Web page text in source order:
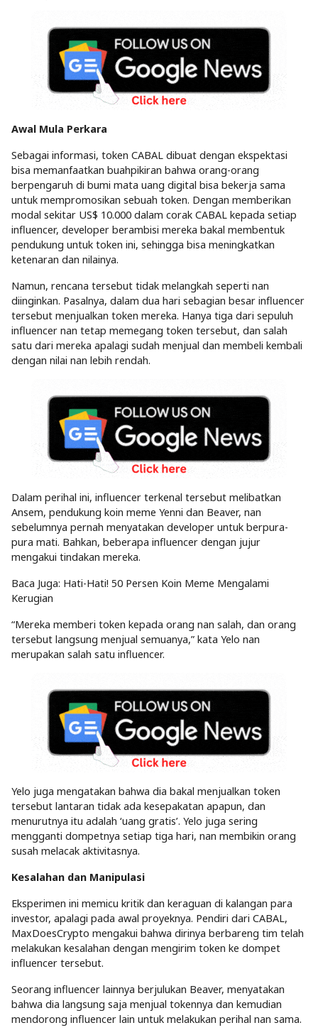
Awal Mula Perkara
Sebagai informasi, token CABAL dibuat dengan ekspektasi
bisa memanfaatkan buahpikiran bahwa orang-orang
berpengaruh di bumi mata uang digital bisa bekerja sama
untuk mempromosikan sebuah token. Dengan memberikan
modal sekitar US$ 10.000 dalam corak CABAL kepada setiap
influencer, developer berambisi mereka bakal membentuk
pendukung untuk token ini, sehingga bisa meningkatkan
ketenaran dan nilainya.
Namun, rencana tersebut tidak melangkah seperti nan
diinginkan. Pasalnya, dalam dua hari sebagian besar influencer
tersebut menjualkan token mereka. Hanya tiga dari sepuluh
influencer nan tetap memegang token tersebut, dan salah
satu dari mereka apalagi sudah menjual dan membeli kembali
dengan nilai nan lebih rendah.
Dalam perihal ini, influencer terkenal tersebut melibatkan
Ansem, pendukung koin meme Yenni dan Beaver, nan
sebelumnya pernah menyatakan developer untuk berpura-
pura mati. Bahkan, beberapa influencer dengan jujur
mengakui tindakan mereka.
Baca Juga: Hati-Hati! 50 Persen Koin Meme Mengalami
Kerugian
“Mereka memberi token kepada orang nan salah, dan orang
tersebut langsung menjual semuanya,” kata Yelo nan
merupakan salah satu influencer.
Yelo juga mengatakan bahwa dia bakal menjualkan token
tersebut lantaran tidak ada kesepakatan apapun, dan
menurutnya itu adalah ‘uang gratis’. Yelo juga sering
mengganti dompetnya setiap tiga hari, nan membikin orang
susah melacak aktivitasnya.
Kesalahan dan Manipulasi
Eksperimen ini memicu kritik dan keraguan di kalangan para
investor, apalagi pada awal proyeknya. Pendiri dari CABAL,
MaxDoesCrypto mengakui bahwa dirinya berbareng tim telah
melakukan kesalahan dengan mengirim token ke dompet
influencer tersebut.
Seorang influencer lainnya berjulukan Beaver, menyatakan
bahwa dia langsung saja menjual tokennya dan kemudian
mendorong influencer lain untuk melakukan perihal nan sama.